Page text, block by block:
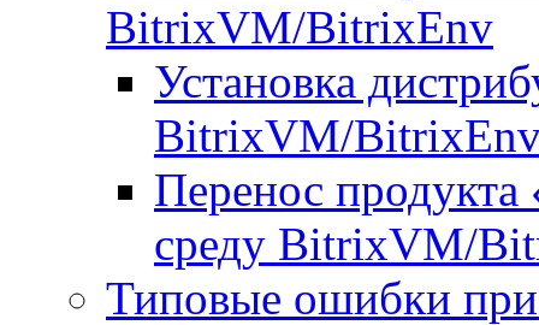
BitrixVM/BitrixEnv
Установка
BitrixVM/
Перенос
среду BitrixVM/
Типовые ошибки при